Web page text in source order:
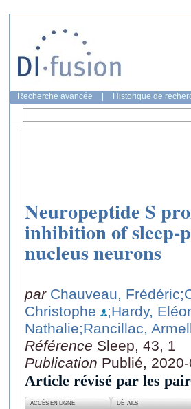
Recherche avancée Historique de
Neuropeptide S
inhibition of sleep-
nucleus neurons
par Chauveau, Frédéric
Christophe
;Hardy,
Nathalie;Rancillac,
Référence Sleep, 43, 1
Publication Publié,
Article révisé par les
ACCÈS EN LIGNE DÉTAILS